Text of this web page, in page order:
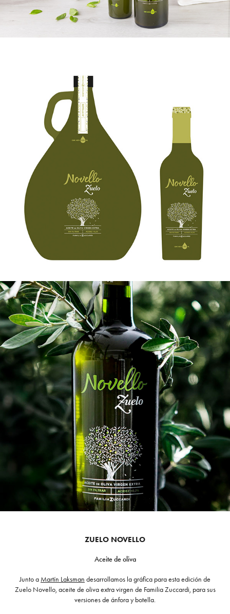
ZUELO NOVELLO
Aceite de oliva
Junto a Martín Laksman desarrollamos la gráfica para esta edición de
Zuelo Novello, aceite de oliva extra virgen de Familia Zuccardi, para sus
versiones de ánfora y botella.